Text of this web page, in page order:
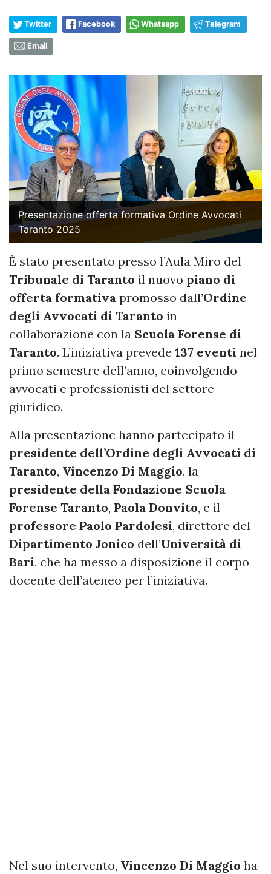
Twitter Facebook Whatsapp Telegram
Email
Presentazione offerta formativa Ordine Avvocati
Taranto 2025
È stato presentato presso l’Aula Miro del
Tribunale di Taranto il nuovo piano di
offerta formativa promosso dall’Ordine
degli Avvocati di Taranto in
collaborazione con la Scuola Forense di
Taranto. L’iniziativa prevede 137 eventi nel
primo semestre dell’anno, coinvolgendo
avvocati e professionisti del settore
giuridico.
Alla presentazione hanno partecipato il
presidente dell’Ordine degli Avvocati di
Taranto, Vincenzo Di Maggio, la
presidente della Fondazione Scuola
Forense Taranto, Paola Donvito, e il
professore Paolo Pardolesi, direttore del
Dipartimento Jonico dell’Università di
Bari, che ha messo a disposizione il corpo
docente dell’ateneo per l’iniziativa.
Nel suo intervento, Vincenzo Di Maggio ha